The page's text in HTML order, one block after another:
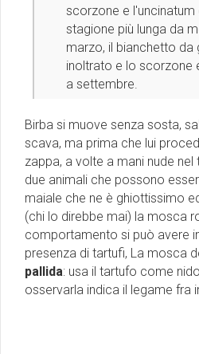
scorzone e l'uncinatum
stagione più lunga da
marzo, il bianchetto da
inoltrato e lo scorzone
a settembre.
Birba si muove senza sosta,
scava, ma prima che lui
zappa, a volte a mani nude
due animali che possono
maiale che ne è ghiottissimo
(chi lo direbbe mai) la mosca
comportamento si può avere
presenza di tartufi, La mosca
pallida: usa il tartufo come
osservarla indica il legame fra